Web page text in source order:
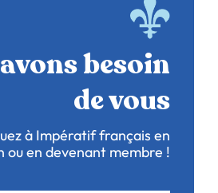
besoin
de vous
à Impératif français en
ou en devenant membre !